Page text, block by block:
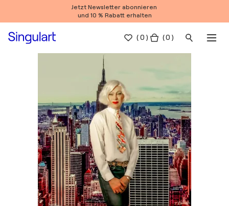
Jetzt Newsletter abonnieren
und 10 % Rabatt erhalten
(0 ) ( 0 )